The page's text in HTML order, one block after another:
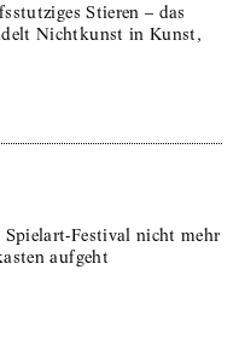
Stieren – das
Nichtkunst in Kunst,
Festival nicht mehr
aufgeht